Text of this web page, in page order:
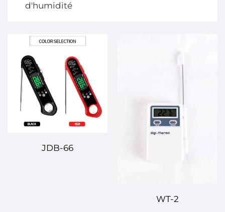
d'humidité
JDB-66
WT-2